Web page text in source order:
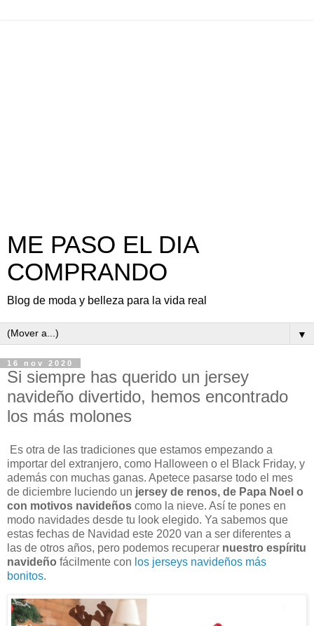
ME PASO EL DIA
COMPRANDO
Blog de moda y belleza para la vida real
▼
16 nov 2020
Si siempre has querido un jersey
navideño divertido, hemos encontrado
los más molones
Es otra de las tradiciones que estamos empezando a
importar del extranjero, como Halloween o el Black Friday, y
además con muchas ganas. Apetece pasarse todo el mes
de diciembre luciendo un jersey de renos, de Papa Noel o
con motivos navideños como la nieve. Así te pones en
modo navidades desde tu look elegido. Ya sabemos que
estas fechas de Navidad este 2020 van a ser diferentes a
las de otros años, pero podemos recuperar nuestro espíritu
navideño fácilmente con los jerseys navideños más
bonitos.